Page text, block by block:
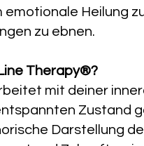
Heilung
zu ebnen.
Therapy®?
mit deiner
Zustand
Darstellung